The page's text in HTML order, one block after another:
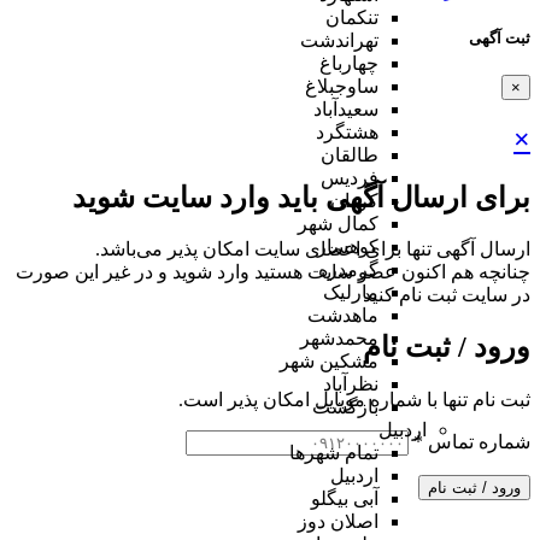
ثبت آگهی
×
×
برای ارسال آگهی باید وارد سایت شوید
ارسال آگهی تنها برای اعضای سایت امکان پذیر می‌باشد.
چنانچه هم‌ اکنون عضو سایت هستید وارد شوید و در غیر این صورت
در سایت ثبت نام کنید
ورود / ثبت نام
ثبت نام تنها با شماره موبایل امکان پذیر است.
شماره تماس*
ورود / ثبت نام
تنکمان
تهراندشت
چهارباغ
ساوجبلاغ
سعیدآباد
هشتگرد
طالقان
فردیس
کردان
کمال شهر
کوهسار
گرمدره
مارلیک
ماهدشت
محمدشهر
مشکین شهر
نظرآباد
بازگشت
اردبیل
تمام شهر‌ها
اردبیل
آبی بیگلو
اصلان دوز